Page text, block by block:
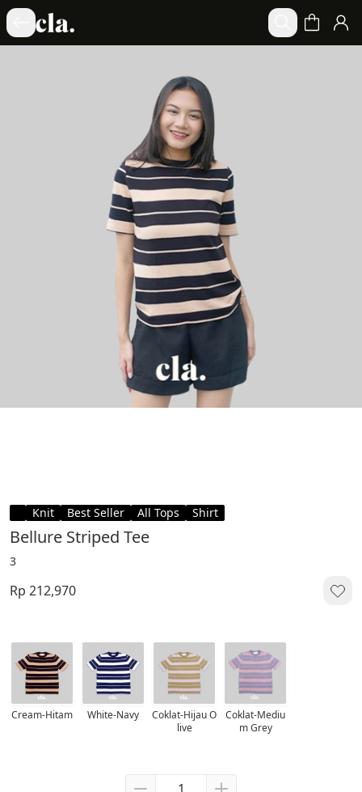
Knit Best Seller All Tops Shirt
Bellure Striped Tee
3
Rp 212,970
Cream-Hitam White-Navy
Coklat-Hijau O
live
Coklat-Mediu
m Grey